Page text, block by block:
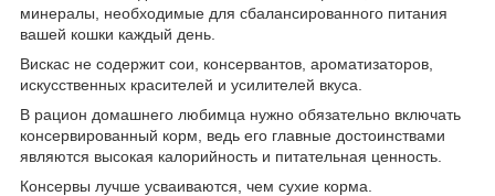
минералы, необходимые для сбалансированного питания
вашей кошки каждый день.
Вискас не содержит сои, консервантов, ароматизаторов,
искусственных красителей и усилителей вкуса.
В рацион домашнего любимца нужно обязательно включать
консервированный корм, ведь его главные достоинствами
являются высокая калорийность и питательная ценность.
Консервы лучше усваиваются, чем сухие корма.